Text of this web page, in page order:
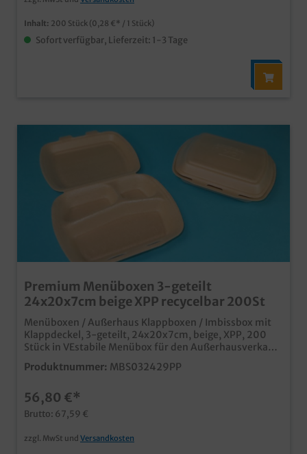
Inhalt: 200 Stück (0,28 €* / 1 Stück)
Sofort verfügbar, Lieferzeit: 1-3 Tage
Premium Menüboxen 3-geteilt
24x20x7cm beige XPP recycelbar 200St
Menüboxen / Außerhaus Klappboxen / Imbissbox mit
Klappdeckel, 3-geteilt, 24x20x7cm, beige, XPP, 200
Stück in VEstabile Menübox für den Außerhausverkauf
von Speisenschnittfest, und auch für heiße, fettige
Speisen geeignetmikrowellenfest und gut isolierendaus
Produktnummer: MBS032429PP
56,80 €*
Brutto: 67,59 €
zzgl. MwSt und Versandkosten